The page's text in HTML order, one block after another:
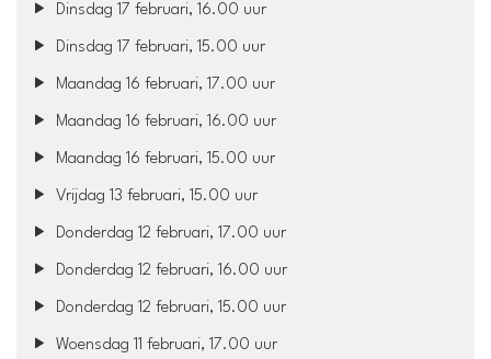
Dinsdag 17 februari, 16.00 uur
Dinsdag 17 februari, 15.00 uur
Maandag 16 februari, 17.00 uur
Maandag 16 februari, 16.00 uur
Maandag 16 februari, 15.00 uur
Vrijdag 13 februari, 15.00 uur
Donderdag 12 februari, 17.00 uur
Donderdag 12 februari, 16.00 uur
Donderdag 12 februari, 15.00 uur
Woensdag 11 februari, 17.00 uur